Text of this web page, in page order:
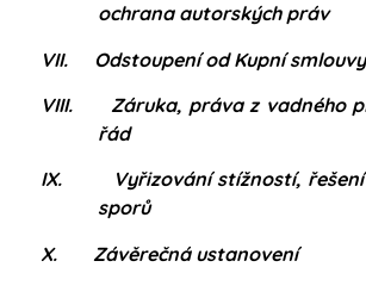
ochrana autorských práv
VII.
Odstoupení od Kupní smlouvy
VIII.
Záruka, práva z vadného
řád
IX.
Vyřizování stížností,
sporů
X.
Závěrečná ustanovení